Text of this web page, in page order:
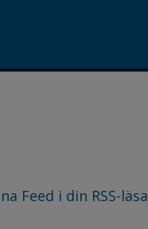
Feed i din RSS-